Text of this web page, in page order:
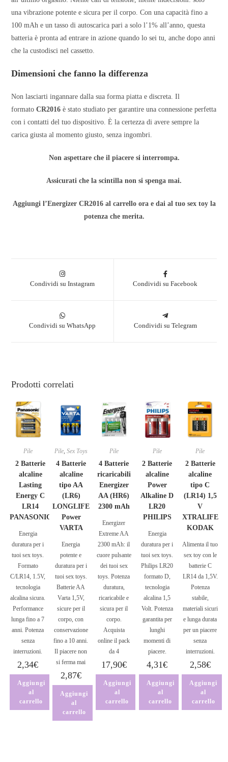
una vibrazione potente e sicura per il corpo. Con una capacità fino a
100 mAh e un tasso di autoscarica pari a solo l’1% all’anno, questa
batteria è pronta ad entrare in azione quando lo sei tu, anche dopo anni
che la custodisci nel cassetto.
Dimensioni che fanno la differenza
Non lasciarti ingannare dalla sua forma piatta e discreta. Il
formatoCR2016 è stato studiato per garantire una connessione perfetta
con i contatti del tuo dispositivo. È la certezza di avere sempre la
carica giusta al momento giusto, senza ingombri.
Non aspettare che il piacere si interrompa.
Assicurati che la scintilla non si spenga mai.
Aggiungi l’Energizer CR2016 al carrello ora e dai al tuo sex toy la
potenza che merita.
Condividi su Instagram Condividi su Facebook
Condividi su WhatsApp Condividi su Telegram
Prodotti correlati
Pile
2 Batterie
alcaline
Lasting
Energy C
LR14
PANASONIC
Energia
duratura per i
tuoi sex toys.
Formato
C/LR14, 1.5V,
tecnologia
alcalina sicura.
Performance
lunga fino a 7
anni. Potenza
senza
interruzioni.
2,34€
Aggiungi
al
carrello
Pile, Sex Toys
4 Batterie
alcaline
tipo AA
(LR6)
LONGLIFE
Power
VARTA
Energia
potente e
duratura per i
tuoi sex toys.
Batterie AA
Varta 1,5V,
sicure per il
corpo, con
conservazione
fino a 10 anni.
Il piacere non
si ferma mai
2,87€
Aggiungi
al
carrello
Pile
4 Batterie
ricaricabili
Energizer
AA (HR6)
2300 mAh
Energizer
Extreme AA
2300 mAh: il
cuore pulsante
dei tuoi sex
toys. Potenza
duratura,
ricaricabile e
sicura per il
corpo.
Acquista
online il pack
da 4
17,90€
Aggiungi
al
carrello
Pile
2 Batterie
alcaline
Power
Alkaline D
LR20
PHILIPS
Energia
duratura per i
tuoi sex toys.
Philips LR20
formato D,
tecnologia
alcalina 1,5
Volt. Potenza
garantita per
lunghi
momenti di
piacere.
4,31€
Aggiungi
al
carrello
Pile
2 Batterie
alcaline
tipo C
(LR14) 1,5
V
XTRALIFE
KODAK
Alimenta il tuo
sex toy con le
batterie C
LR14 da 1,5V.
Potenza
stabile,
materiali sicuri
e lunga durata
per un piacere
senza
interruzioni.
2,58€
Aggiungi
al
carrello